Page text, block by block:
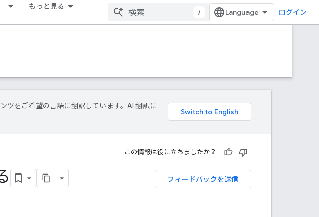
もっと見る
/ ログイン
ツをご希望の言語に翻訳しています。AI 翻訳に
この情報は役に立ちましたか？
フィードバックを送信